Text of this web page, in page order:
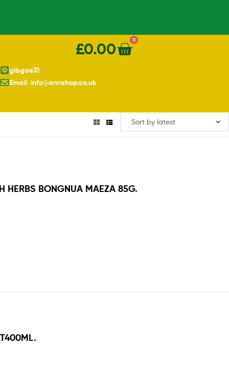
£0.00 0
gibgae31
Email: info@annshop.co.uk
HERBS BONGNUA MAEZA 85G.